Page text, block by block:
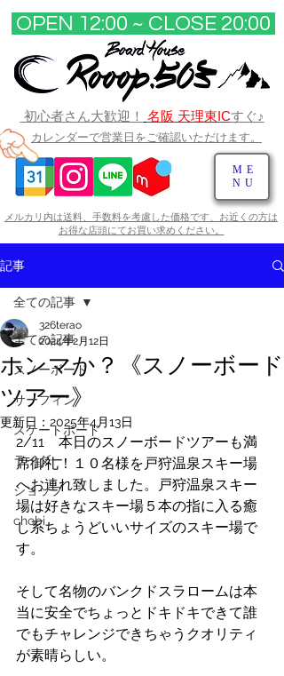
OPEN 12:00 ~ CLOSE 20:00​
ME
NU
初心者さん大歓迎！ 名阪 天理東ICすぐ♪
メルカリ内は送料、手数料を考慮した価格です、お近くの方は
お得な店頭にてお買い求めください。​
カレンダーで営業日をご確認いただけます。
記事
全ての記事
スノーボード
サーフィン
スケートボード
ライダー
ショップ
chobi
全ての記事
ホンマか？《スノーボード
ツアー》
326terao
2024年2月12日
更新日： 2025年4月13日
2/11　本日のスノーボードツアーも満
席御礼！１０名様を戸狩温泉スキー場
へお連れ致しました。戸狩温泉スキー
場は好きなスキー場５本の指に入る癒
し系ちょうどいいサイズのスキー場で
す。
そして名物のバンクドスラロームは本
当に安全でちょっとドキドキできて誰
でもチャレンジできちゃうクオリティ
が素晴らしい。